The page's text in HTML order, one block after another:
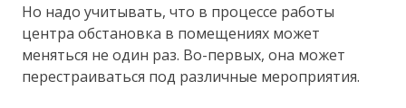
Но надо учитывать, что в процессе работы
центра обстановка в помещениях может
меняться не один раз. Во-первых, она может
перестраиваться под различные мероприятия.